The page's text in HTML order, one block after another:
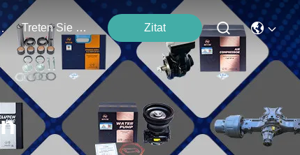
Treten Sie Mit Uns In Verbindung Zitat